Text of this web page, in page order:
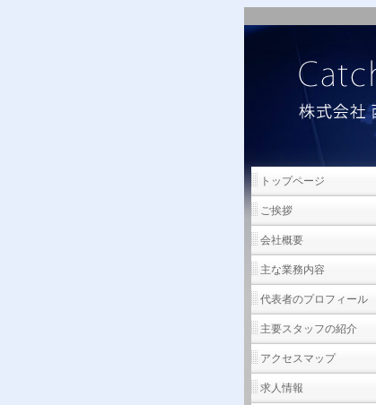
トップページ
ご挨拶
会社概要
主な業務内容
代表者のプロフィール
主要スタッフの紹介
アクセスマップ
求人情報